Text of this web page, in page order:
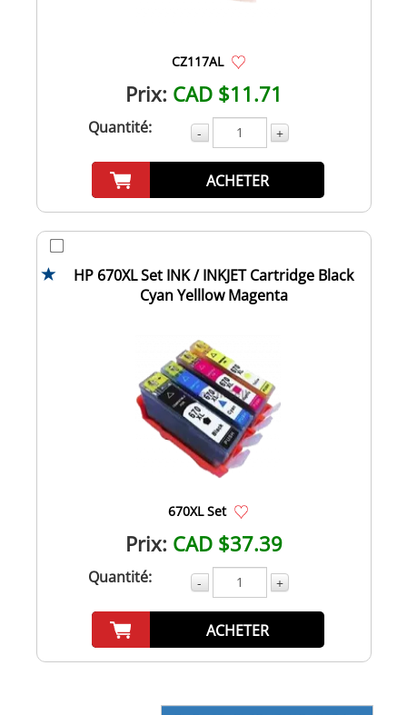
CZ117AL
Prix: CAD $11.71
Quantité: - +
ACHETER
HP 670XL Set INK / INKJET Cartridge Black
Cyan Yelllow Magenta
670XL Set
Prix: CAD $37.39
Quantité: - +
ACHETER